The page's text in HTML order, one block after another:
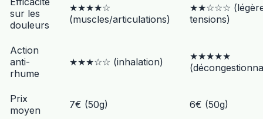
sur les
douleurs
★★★★☆
(muscles/articulations)
★★☆☆☆
tensions)
Action
anti-
rhume
★★★☆☆ (inhalation)
★★★★★
Prix
moyen
7€ (50g) 6€ (50g)